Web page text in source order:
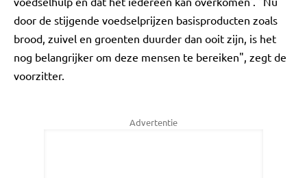
door de stijgende voedselprijzen basisproducten zoals
brood, zuivel en groenten duurder dan ooit zijn, is het
nog belangrijker om deze mensen te bereiken", zegt de
voorzitter.
Advertentie